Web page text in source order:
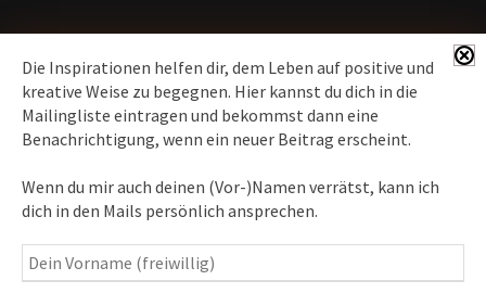
Die Inspirationen helfen dir, dem Leben auf positive und
kreative Weise zu begegnen. Hier kannst du dich in die
Mailingliste eintragen und bekommst dann eine
Benachrichtigung, wenn ein neuer Beitrag erscheint.
Wenn du mir auch deinen (Vor-)Namen verrätst, kann ich
dich in den Mails persönlich ansprechen.
News erhalten
Inspirationen
– Bewusstseins-Impulse, Meditation &
Heilung, Texte & Botschaften
Fotografie– Fotoblog, Kalender, Workshops